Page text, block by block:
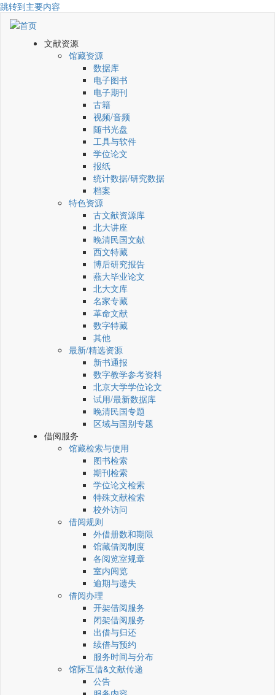
跳转到主要内容
文献资源
馆藏资源
数据库
电子图书
电子期刊
古籍
视频/音频
随书光盘
工具与软件
学位论文
报纸
统计数据/研究数据
档案
特色资源
古文献资源库
北大讲座
晚清民国文献
西文特藏
博后研究报告
燕大毕业论文
北大文库
名家专藏
革命文献
数字特藏
其他
最新/精选资源
新书通报
数字教学参考资料
北京大学学位论文
试用/最新数据库
晚清民国专题
区域与国别专题
借阅服务
馆藏检索与使用
图书检索
期刊检索
学位论文检索
特殊文献检索
校外访问
借阅规则
外借册数和期限
馆藏借阅制度
各阅览室规章
室内阅览
逾期与遗失
借阅办理
开架借阅服务
闭架借阅服务
出借与归还
续借与预约
服务时间与分布
馆际互借&文献传递
公告